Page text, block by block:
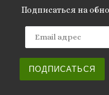
Подписаться на
ПОДПИСАТЬСЯ